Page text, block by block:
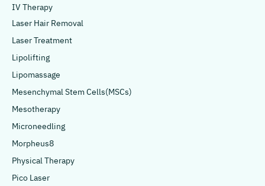
IV Therapy
Laser Hair Removal
Laser Treatment
Lipolifting
Lipomassage
Mesenchymal Stem Cells(MSCs)
Mesotherapy
Microneedling
Morpheus8
Physical Therapy
Pico Laser